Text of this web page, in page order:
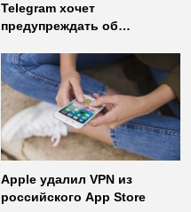
Telegram хочет
предупреждать об
неофициальных клиентов
мессенджера
Apple удалил VPN из
российского App Store